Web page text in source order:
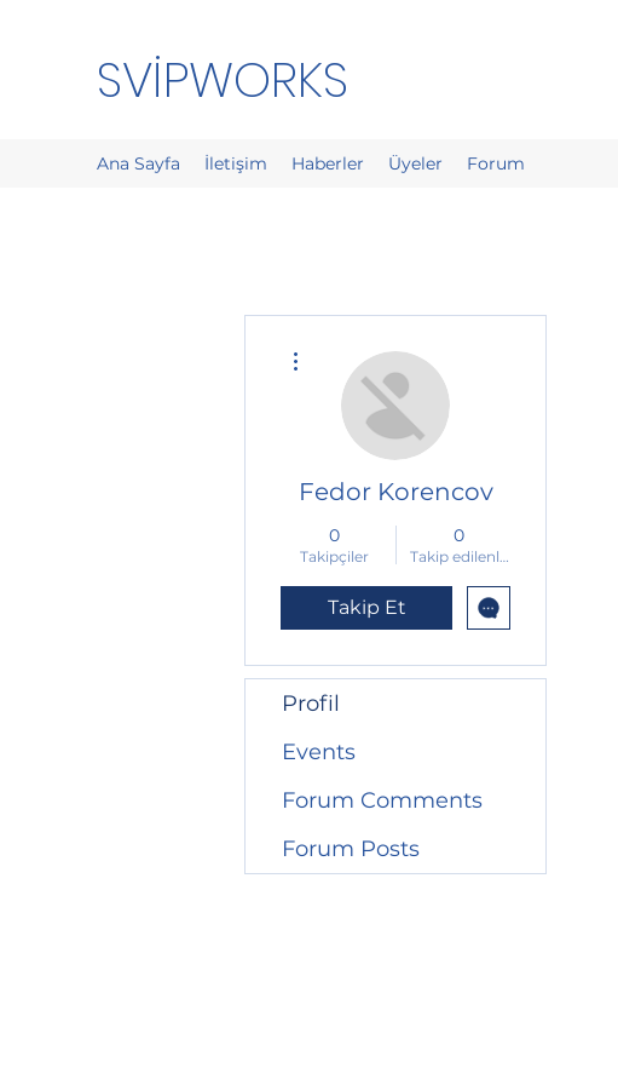
SVİPWORKS
Ana Sayfa İletişim Haberler Üyeler Forum
Fedor Korencov
0
Takipçiler
0
Takip edilenler
Takip Et
Profil
Events
Forum Comments
Forum Posts